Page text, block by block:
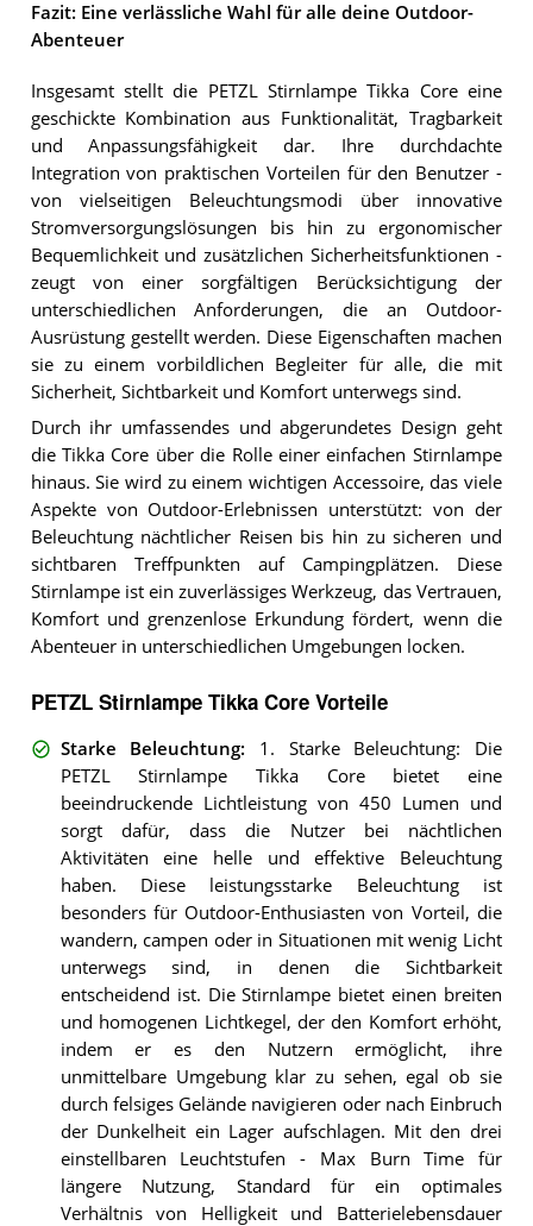
Fazit: Eine verlässliche Wahl für alle deine Outdoor-
Abenteuer
Insgesamt stellt die PETZL Stirnlampe Tikka Core eine
geschickte Kombination aus Funktionalität, Tragbarkeit
und Anpassungsfähigkeit dar. Ihre durchdachte
Integration von praktischen Vorteilen für den Benutzer -
von vielseitigen Beleuchtungsmodi über innovative
Stromversorgungslösungen bis hin zu ergonomischer
Bequemlichkeit und zusätzlichen Sicherheitsfunktionen -
zeugt von einer sorgfältigen Berücksichtigung der
unterschiedlichen Anforderungen, die an Outdoor-
Ausrüstung gestellt werden. Diese Eigenschaften machen
sie zu einem vorbildlichen Begleiter für alle, die mit
Sicherheit, Sichtbarkeit und Komfort unterwegs sind.
Durch ihr umfassendes und abgerundetes Design geht
die Tikka Core über die Rolle einer einfachen Stirnlampe
hinaus. Sie wird zu einem wichtigen Accessoire, das viele
Aspekte von Outdoor-Erlebnissen unterstützt: von der
Beleuchtung nächtlicher Reisen bis hin zu sicheren und
sichtbaren Treffpunkten auf Campingplätzen. Diese
Stirnlampe ist ein zuverlässiges Werkzeug, das Vertrauen,
Komfort und grenzenlose Erkundung fördert, wenn die
Abenteuer in unterschiedlichen Umgebungen locken.
PETZL Stirnlampe Tikka Core Vorteile
Starke Beleuchtung: 1. Starke Beleuchtung: Die
PETZL Stirnlampe Tikka Core bietet eine
beeindruckende Lichtleistung von 450 Lumen und
sorgt dafür, dass die Nutzer bei nächtlichen
Aktivitäten eine helle und effektive Beleuchtung
haben. Diese leistungsstarke Beleuchtung ist
besonders für Outdoor-Enthusiasten von Vorteil, die
wandern, campen oder in Situationen mit wenig Licht
unterwegs sind, in denen die Sichtbarkeit
entscheidend ist. Die Stirnlampe bietet einen breiten
und homogenen Lichtkegel, der den Komfort erhöht,
indem er es den Nutzern ermöglicht, ihre
unmittelbare Umgebung klar zu sehen, egal ob sie
durch felsiges Gelände navigieren oder nach Einbruch
der Dunkelheit ein Lager aufschlagen. Mit den drei
einstellbaren Leuchtstufen - Max Burn Time für
längere Nutzung, Standard für ein optimales
Verhältnis von Helligkeit und Batterielebensdauer